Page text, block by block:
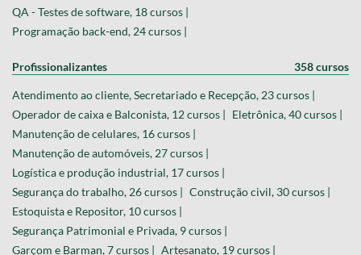
QA - Testes de software, 18 cursos |
Programação back-end, 24 cursos |
Profissionalizantes 358 cursos
Atendimento ao cliente, Secretariado e Recepção, 23 cursos |
Operador de caixa e Balconista, 12 cursos | Eletrônica, 40 cursos |
Manutenção de celulares, 16 cursos |
Manutenção de automóveis, 27 cursos |
Logística e produção industrial, 17 cursos |
Segurança do trabalho, 26 cursos | Construção civil, 30 cursos |
Estoquista e Repositor, 10 cursos |
Segurança Patrimonial e Privada, 9 cursos |
Garçom e Barman, 7 cursos | Artesanato, 19 cursos |